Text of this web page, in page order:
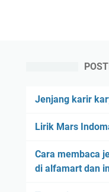
Jenjang karir
Lirik Mars
Cara membaca
di alfamart dan